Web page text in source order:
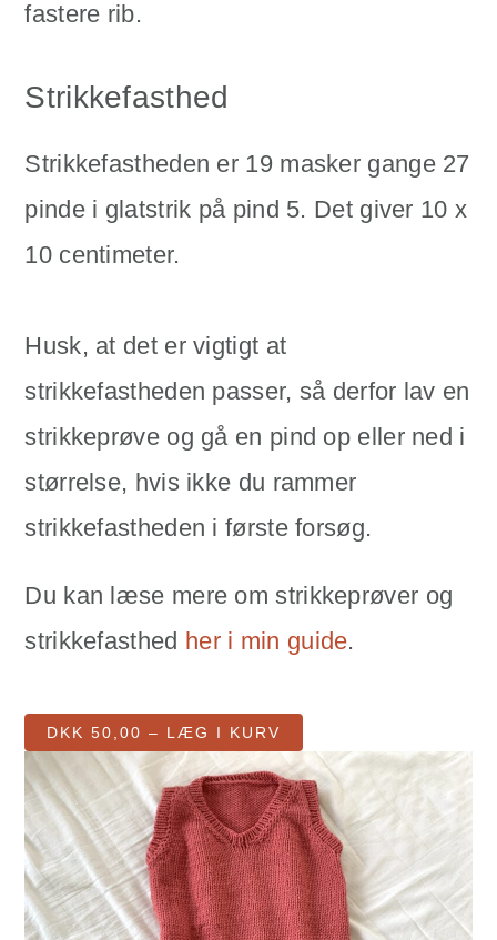
fastere rib.
Strikkefasthed
Strikkefastheden er 19 masker gange 27
pinde i glatstrik på pind 5. Det giver 10 x
10 centimeter.
Husk, at det er vigtigt at
strikkefastheden passer, så derfor lav en
strikkeprøve og gå en pind op eller ned i
størrelse, hvis ikke du rammer
strikkefastheden i første forsøg.
Du kan læse mere om strikkeprøver og
strikkefasthed her i min guide.
DKK 50,00 – LÆG I KURV